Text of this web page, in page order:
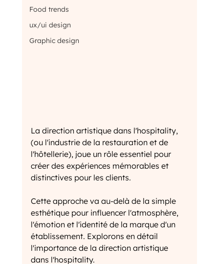
Food trends
ux/ui design
Graphic design
La direction artistique dans l'hospitality,
(ou l'industrie de la restauration et de
l'hôtellerie), joue un rôle essentiel pour
créer des expériences mémorables et
distinctives pour les clients.
Cette approche va au-delà de la simple
esthétique pour influencer l'atmosphère,
l'émotion et l'identité de la marque d'un
établissement. Explorons en détail
l'importance de la direction artistique
dans l'hospitality.